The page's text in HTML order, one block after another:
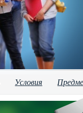
Условия